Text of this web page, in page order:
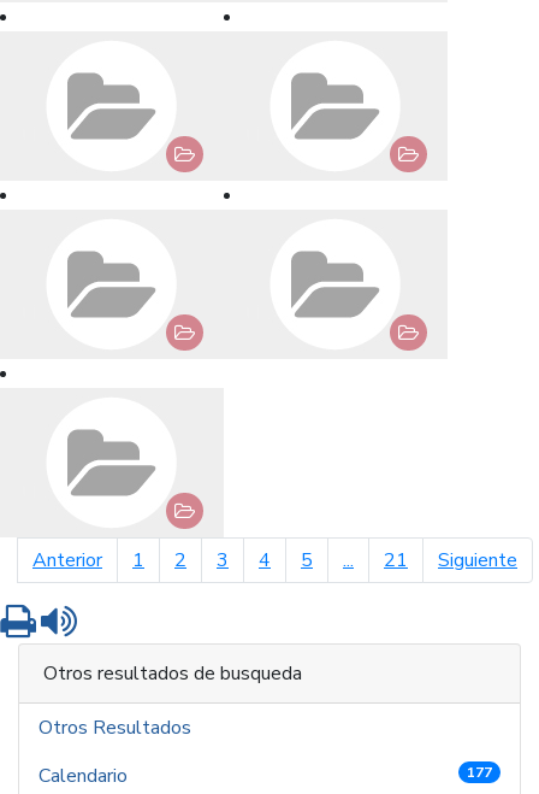
Anteriorpágina anterior
1 2 3 4 5 ... 21 Siguiente
Imprimir
Otros resultados de busqueda
Otros Resultados
Calendario
177